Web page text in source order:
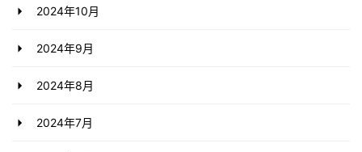
2024年10月
2024年9月
2024年8月
2024年7月